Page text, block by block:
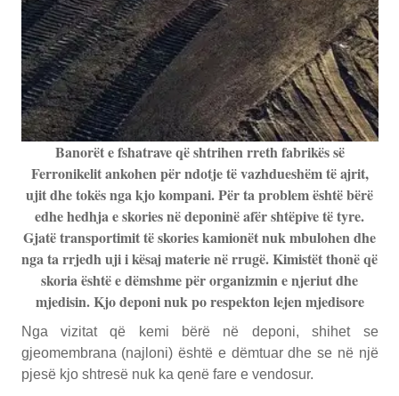
Banorët e fshatrave që shtrihen rreth fabrikës së
Ferronikelit ankohen për ndotje të vazhdueshëm të ajrit,
ujit dhe tokës nga kjo kompani. Për ta problem është bërë
edhe hedhja e skories në deponinë afër shtëpive të tyre.
Gjatë transportimit të skories kamionët nuk mbulohen dhe
nga ta rrjedh uji i kësaj materie në rrugë. Kimistët thonë që
skoria është e dëmshme për organizmin e njeriut dhe
mjedisin. Kjo deponi nuk po respekton lejen mjedisore
Nga vizitat që kemi bërë në deponi, shihet se
gjeomembrana (najloni) është e dëmtuar dhe se në një
pjesë kjo shtresë nuk ka qenë fare e vendosur.